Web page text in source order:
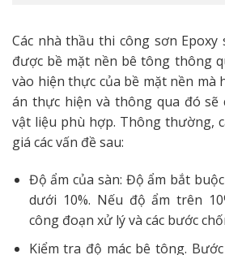
Các nhà thầu thi công sơn Epoxy
được bề mặt nền bê tông thông
vào hiện thực của bề mặt nền mà
án thực hiện và thông qua đó sẽ
vật liệu phù hợp. Thông thường,
giá các vấn đề sau:
Độ ẩm của sàn: Độ ẩm bắt
dưới 10%. Nếu độ ẩm trên
công đoạn xử lý và các bước
Kiểm tra độ mác bê tông.